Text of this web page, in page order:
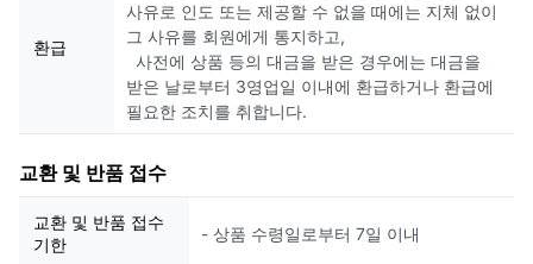
환급
사유로 인도 또는 제공할 수 없을 때에는 지체 없이
그 사유를 회원에게 통지하고,
사전에 상품 등의 대금을 받은 경우에는 대금을
받은 날로부터 3영업일 이내에 환급하거나 환급에
필요한 조치를 취합니다.
교환 및 반품 접수
교환 및 반품 접수
기한
- 상품 수령일로부터 7일 이내